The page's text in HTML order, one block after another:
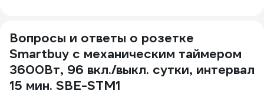
Вопросы и ответы о розетке
Smartbuy с механическим таймером
3600Вт, 96 вкл./выкл. сутки, интервал
15 мин. SBE-STM1